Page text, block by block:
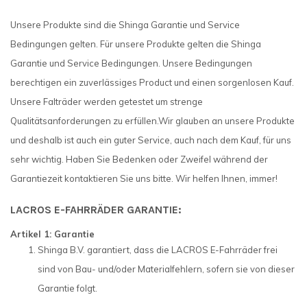
Unsere Produkte sind die Shinga Garantie und Service
Bedingungen gelten. Für unsere Produkte gelten die Shinga
Garantie und Service Bedingungen. Unsere Bedingungen
berechtigen ein zuverlässiges Product und einen sorgenlosen Kauf.
Unsere Falträder werden getestet um strenge
Qualitätsanforderungen zu erfüllen.Wir glauben an unsere Produkte
und deshalb ist auch ein guter Service, auch nach dem Kauf, für uns
sehr wichtig. Haben Sie Bedenken oder Zweifel während der
Garantiezeit kontaktieren Sie uns bitte. Wir helfen Ihnen, immer!
LACROS E-FAHRRÄDER GARANTIE:
Artikel 1: Garantie
Shinga B.V. garantiert, dass die LACROS E-Fahrräder frei
sind von Bau- und/oder Materialfehlern, sofern sie von dieser
Garantie folgt.